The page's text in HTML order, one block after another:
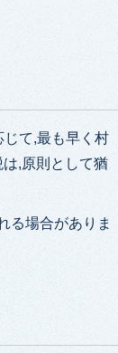
て,最も早く村
,原則として猶
る場合がありま